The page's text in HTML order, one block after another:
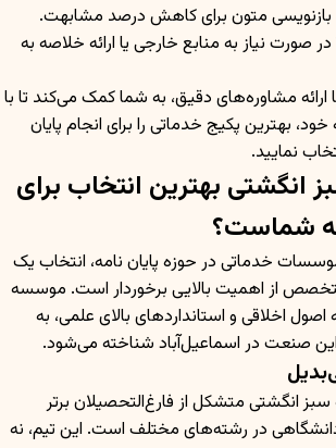
بازنویسی متون برای کاهش درصد مشابهت.
نیاز به منابع خارجی یا ارائه خلاصه به
مشاوره‌های دقیق، به شما کمک می‌کند تا با
بهترین پکیج خدماتی را برای انجام پایان
نمایید.
انگشتی بهترین انتخاب برای
شماست؟
خدماتی در حوزه پایان نامه، انتخاب یک
از اهمیت بالایی برخوردار است. موسسه
اخلاقی و استانداردهای بالای علمی، به
این صنعت در اسماعیل‌آباد شناخته می‌شود.
متشکل از فارغ‌التحصیلان برتر
دانشگاهی در رشته‌های مختلف است. این تیم، نه